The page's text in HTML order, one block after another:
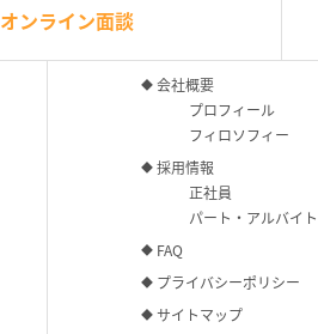
オンライン面談
会社概要
プロフィール
フィロソフィー
採用情報
正社員
パート・アルバイト
FAQ
プライバシーポリシー
サイトマップ